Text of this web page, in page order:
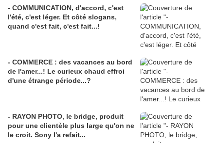
- COMMUNICATION, d'accord, c'est
l'été, c'est léger. Et côté slogans,
quand c'est fait, c'est fait...!
- COMMERCE : des vacances au bord
de l'amer...! Le curieux chaud effroi
d'une étrange période...?
- RAYON PHOTO, le bridge, produit
pour une clientèle plus large qu'on ne
le croit. Sony l'a refait...